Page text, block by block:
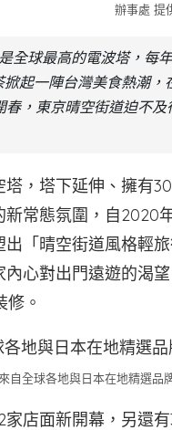
辦事處 提
全球最高的電波塔，每
起一陣台灣美食熱潮
春，東京晴空街道迫不
，塔下延伸、擁有
常態氛圍，自2020
「晴空街道風格輕
心對出門遠遊的渴
。
自全球各地與日本在地精選